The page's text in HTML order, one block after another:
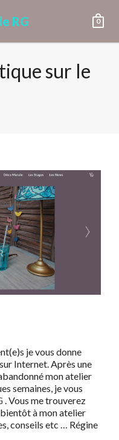
RG 0
sur le
je vous donne
Internet. Après une
mon atelier
semaines, je vous
. Vous me trouverez
à mon atelier
conseils etc … Régine